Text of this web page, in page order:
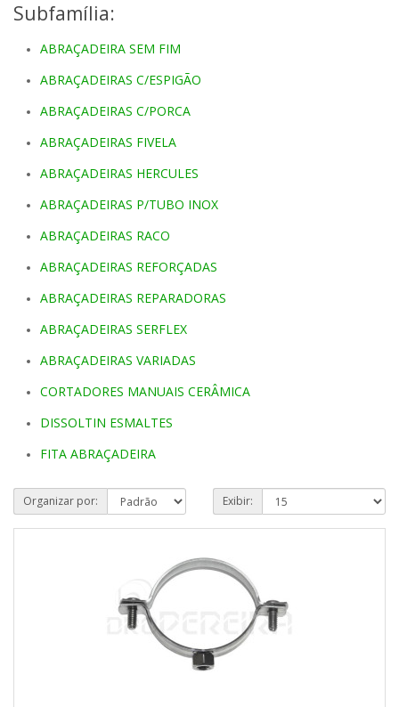
Subfamília:
ABRAÇADEIRA SEM FIM
ABRAÇADEIRAS C/ESPIGÃO
ABRAÇADEIRAS C/PORCA
ABRAÇADEIRAS FIVELA
ABRAÇADEIRAS HERCULES
ABRAÇADEIRAS P/TUBO INOX
ABRAÇADEIRAS RACO
ABRAÇADEIRAS REFORÇADAS
ABRAÇADEIRAS REPARADORAS
ABRAÇADEIRAS SERFLEX
ABRAÇADEIRAS VARIADAS
CORTADORES MANUAIS CERÂMICA
DISSOLTIN ESMALTES
FITA ABRAÇADEIRA
Organizar por: Exibir: